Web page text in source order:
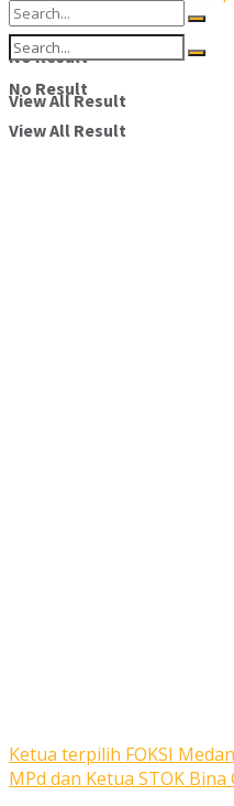
No Result
View All Result
No Result
View All Result
Ketua terpilih FOKSI
MPd dan Ketua STOK